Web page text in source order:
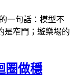
一句話：模型不
是窄門；遊樂場的
圈做穩